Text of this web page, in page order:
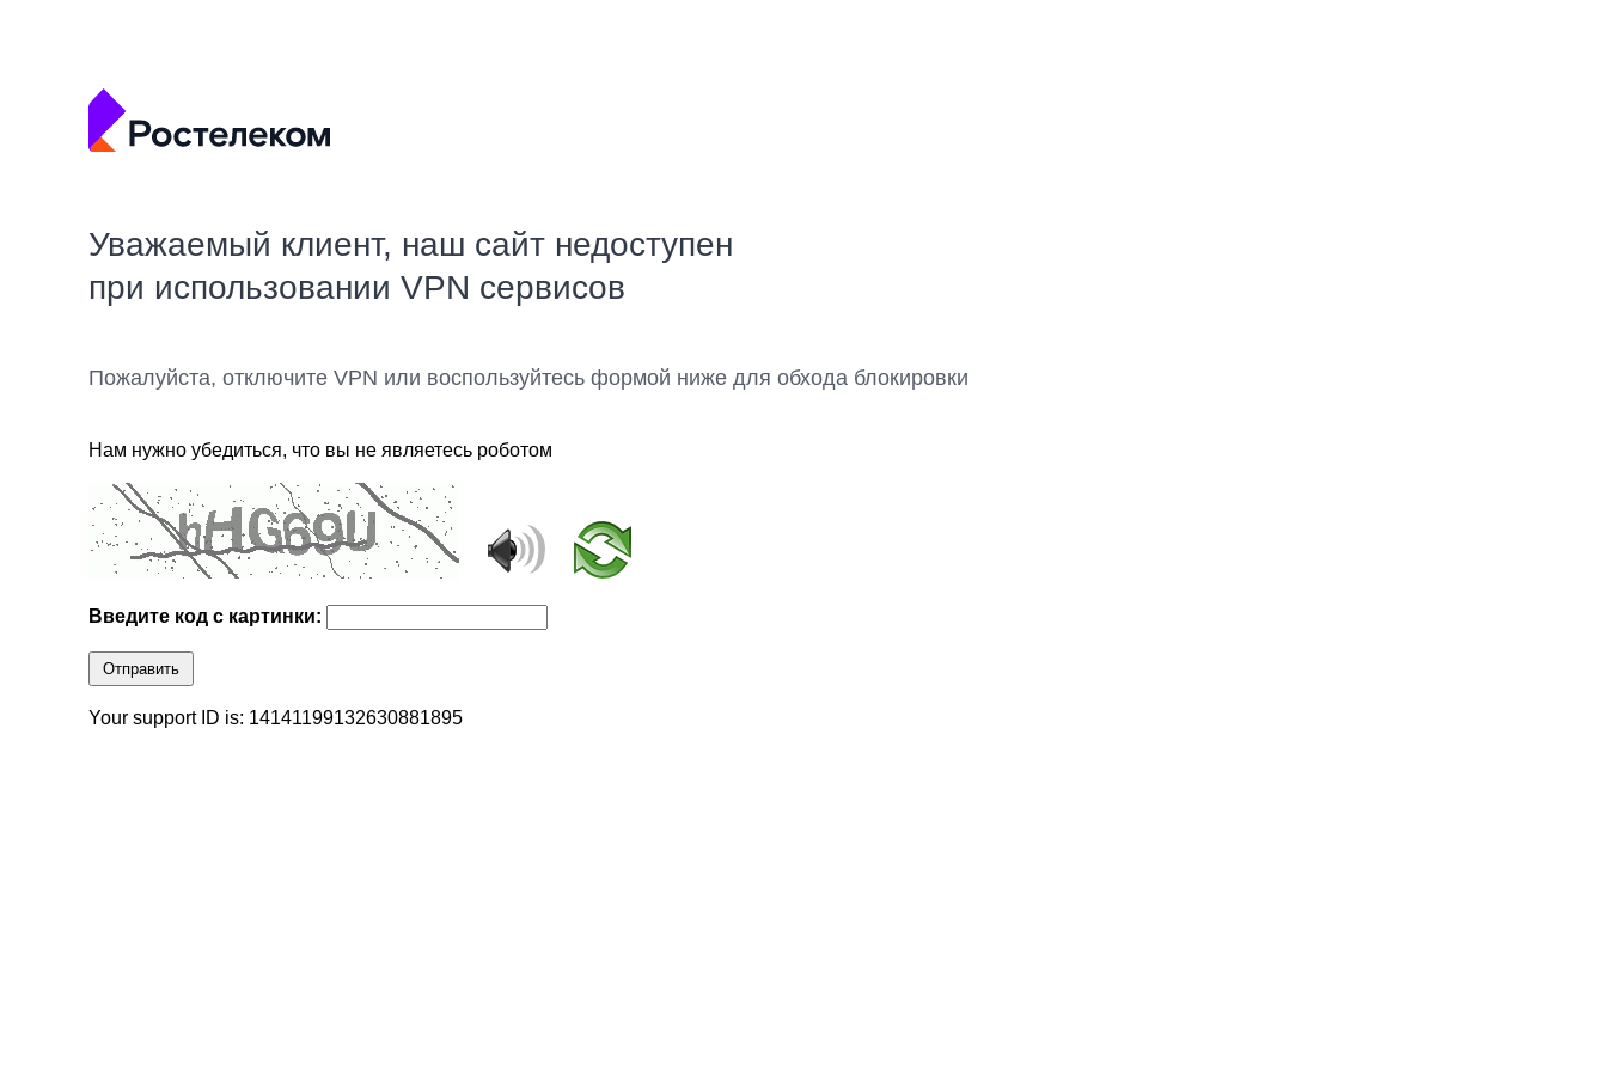
Уважаемый клиент, наш сайт недоступен
при использовании VPN сервисов
Пожалуйста, отключите VPN или воспользуйтесь формой ниже для обхода блокировки
Нам нужно убедиться, что вы не являетесь роботом
Введите код с картинки:
Отправить
Your support ID is: 14141199132630881895